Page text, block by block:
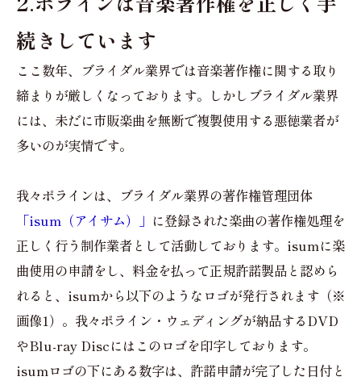
続きしています
ここ数年、ブライダル業界では音楽著作権に関する取り
締まりが厳しくなっております。しかしブライダル業界
には、未だに市販楽曲を無断で複製使用する悪徳業者が
多いのが実情です。
我々ポラインは、ブライダル業界の著作権管理団体
「isum（アイサム）」 に登録された楽曲の著作権処理を
正しく行う制作業者として活動しております。isumに楽
曲使用の申請をし、料金を払って正規許諾製品と認めら
れると、isumから以下のようなロゴが発行されます（※
画像1）。我々ポライン・ウェディングが納品するDVD
やBlu-ray Discにはこのロゴを印字しております。
isumロゴの下にある数字は、許諾申請が完了した日付と